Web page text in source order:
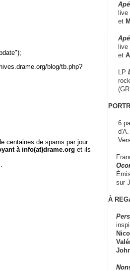
blog/tb.php?
centaines de spams par jour.
à info(at)drame.org et ils
live
et
live
et
LP
6
sur
À